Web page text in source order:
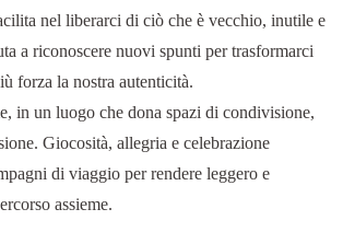
nel liberarci di ciò che è vecchio, inutile e
a riconoscere nuovi spunti per trasformarci
forza la nostra autenticità.
in un luogo che dona spazi di condivisione,
Giocosità, allegria e celebrazione
di viaggio per rendere leggero e
assieme.